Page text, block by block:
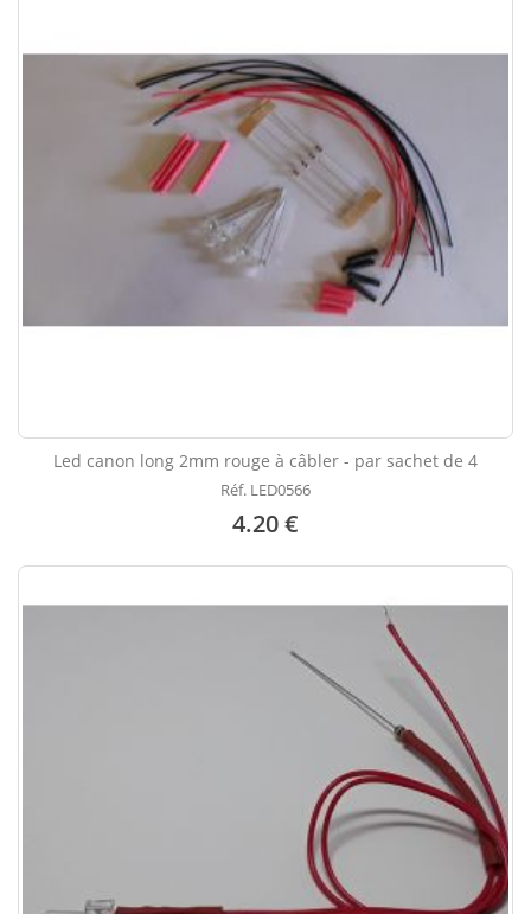
Led canon long 2mm rouge à câbler - par sachet de 4
Réf. LED0566
4.20 €